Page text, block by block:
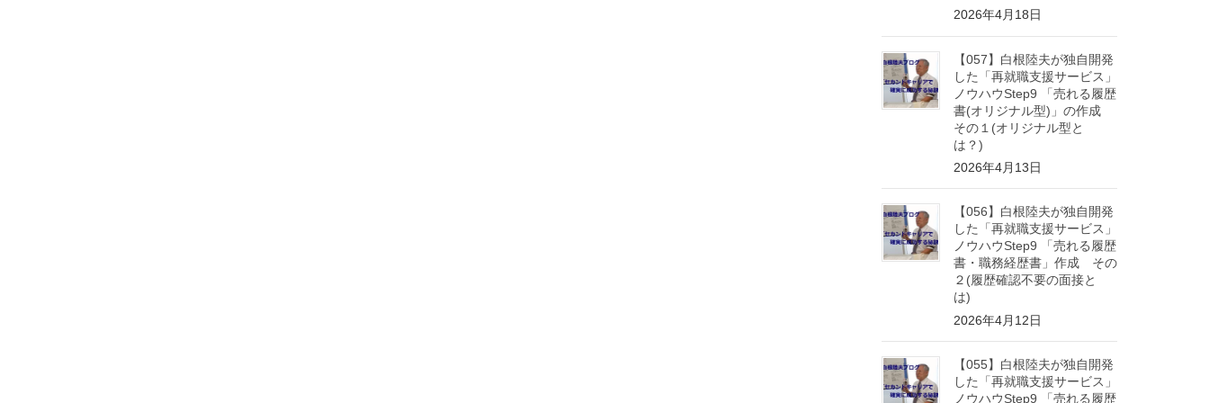
2026年4月18日
【057】白根陸夫が独自開発
した「再就職支援サービス」
ノウハウStep9 「売れる履歴
書(オリジナル型)」の作成
その１(オリジナル型と
は？)
2026年4月13日
【056】白根陸夫が独自開発
した「再就職支援サービス」
ノウハウStep9 「売れる履歴
書・職務経歴書」作成 その
２(履歴確認不要の面接と
は)
2026年4月12日
【055】白根陸夫が独自開発
した「再就職支援サービス」
ノウハウStep9 「売れる履歴